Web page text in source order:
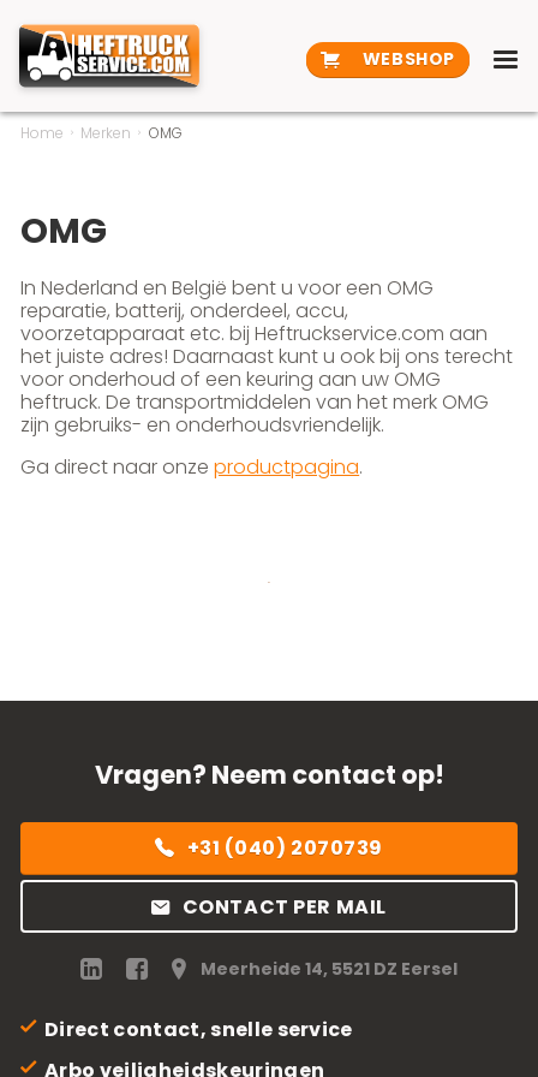
WEBSHOP
Home Merken OMG
OMG
In Nederland en België bent u voor een OMG
reparatie, batterij, onderdeel, accu,
voorzetapparaat etc. bij Heftruckservice.com aan
het juiste adres! Daarnaast kunt u ook bij ons terecht
voor onderhoud of een keuring aan uw OMG
heftruck. De transportmiddelen van het merk OMG
zijn gebruiks- en onderhoudsvriendelijk.
Ga direct naar onzeproductpagina.
Vragen? Neem contact op!
+31 (040) 2070739
CONTACT PER MAIL
Meerheide 14, 5521 DZ Eersel
Direct contact, snelle service
Arbo veiligheidskeuringen